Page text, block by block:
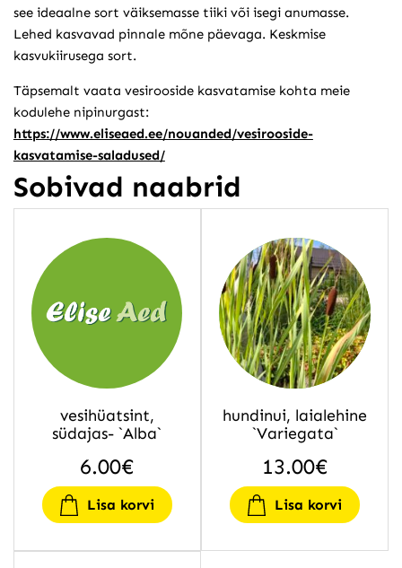
see ideaalne sort väiksemasse tiiki või isegi anumasse.
Lehed kasvavad pinnale mõne päevaga. Keskmise
kasvukiirusega sort.
Täpsemalt vaata vesirooside kasvatamise kohta meie
kodulehe nipinurgast:
https://www.eliseaed.ee/nouanded/vesirooside-
kasvatamise-saladused/
Sobivad naabrid
vesihüatsint,
südajas- `Alba`
6.00€
Lisa korvi
hundinui, laialehine
`Variegata`
13.00€
Lisa korvi